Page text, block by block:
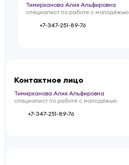
Тимирханова Алия Альфировна
специалист по работе с молодёжью
+7-347-251-89-76
Контактное лицо
Тимирханова Алия Альфировна
специалист по работе с молодёжью
+7-347-251-89-76